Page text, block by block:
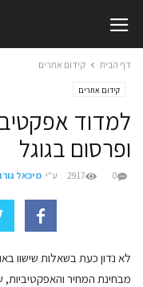
דף הבית קידום אתרים
קידום אתרים
למדוד
ופרסום בגוגל
ע"י מיכאל 0
2917
לא נדון כעת בשאלות שישוו
מבחינת המחיר